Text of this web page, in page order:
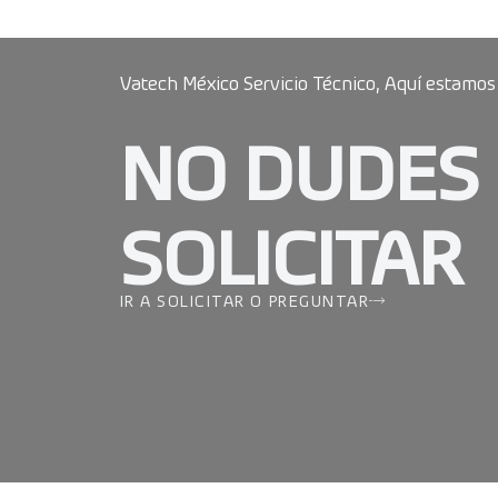
Vatech México Servicio Técnico, Aquí estamos
NO DUDES
SOLICITAR
IR A SOLICITAR O PREGUNTAR